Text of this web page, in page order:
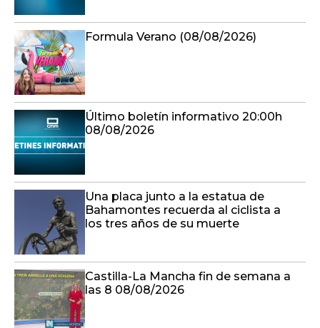
Formula Verano (08/08/2026)
Último boletín informativo 20:00h
08/08/2026
Una placa junto a la estatua de
Bahamontes recuerda al ciclista a
los tres años de su muerte
Castilla-La Mancha fin de semana a
las 8 08/08/2026